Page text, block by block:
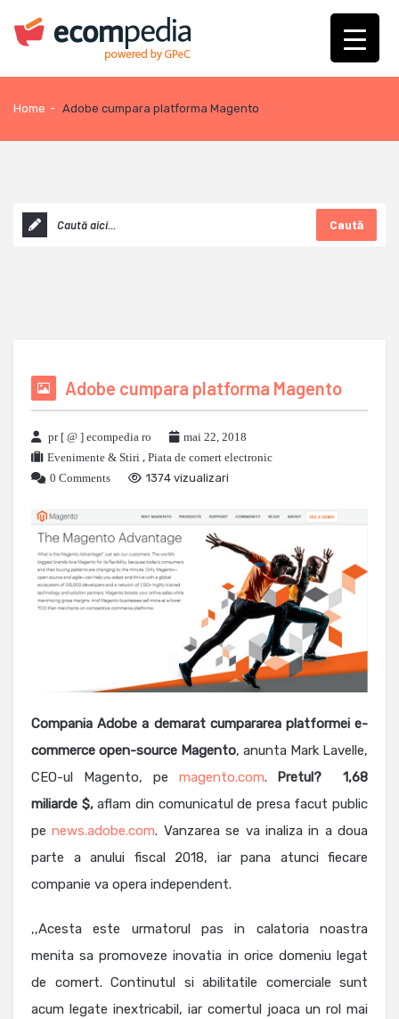
Home - Adobe cumpara platforma Magento
Caută
Adobe cumpara platforma Magento
pr [ @ ] ecompedia ro
mai 22, 2018
Evenimente & Stiri , Piata de comert electronic
0 Comments
1374 vizualizari
Compania Adobe a demarat cumpararea platformei e-
commerce open-source Magento, anunta Mark Lavelle,
CEO-ul Magento, pe magento.com.
Pretul? 1,68
miliarde $,aflam din comunicatul de presa facut public
penews.adobe.com. Vanzarea se va inaliza in a doua
parte a anului fiscal 2018, iar pana atunci fiecare
companie va opera independent.
,,Acesta este urmatorul pas in calatoria noastra
menita sa promoveze inovatia in orice domeniu legat
de comert. Continutul si abilitatile comerciale sunt
acum legate inextricabil, iar comertul joaca un rol mai